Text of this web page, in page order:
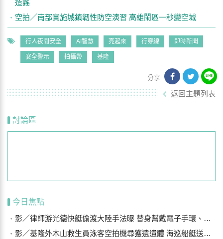
造謠
空拍／南部實施城鎮韌性防空演習 高雄鬧區一秒變空城
行人夜間安全 AI智慧 亮起來 行穿線 即時新聞
安全警示 拍攝帶 基隆
分享
返回主題列表
討論區
今日焦點
影／律師游光德快艇偷渡大陸手法曝 替身幫戴電子手環、海陸設7斷點
影／基隆外木山救生員泳客空拍機尋獲遺遺體 海巡船艇送上岸